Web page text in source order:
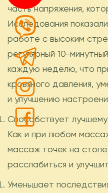
часть напряжения,
Исследования
работе с высоким
регулярный 10-
каждую неделю, что
кровяного давления,
и улучшению
Способствует лучшему
Как и при любом
массаж точек на
расслабиться и
Уменьшает